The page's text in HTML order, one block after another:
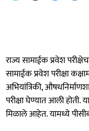
राज्य सामाईक प्रवेश
सामाईक प्रवेश परीक्षा
अभियांत्रिकी,
परीक्षा घेण्यात आली होती.
मिळाले आहेत. यामध्ये